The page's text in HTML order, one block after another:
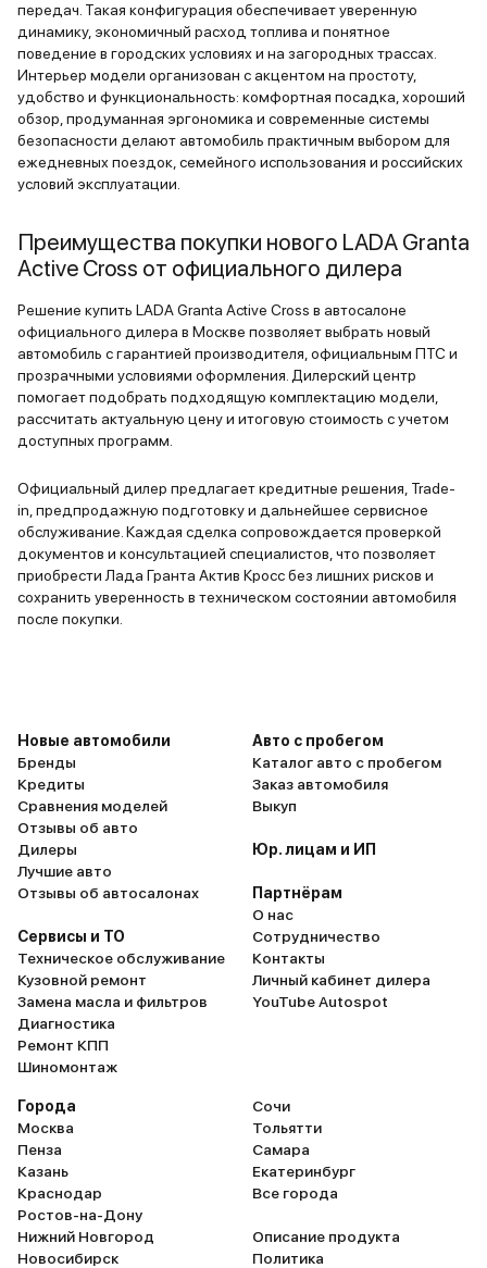
передач. Такая конфигурация обеспечивает уверенную
динамику, экономичный расход топлива и понятное
поведение в городских условиях и на загородных трассах.
Интерьер модели организован с акцентом на простоту,
удобство и функциональность: комфортная посадка, хороший
обзор, продуманная эргономика и современные системы
безопасности делают автомобиль практичным выбором для
ежедневных поездок, семейного использования и российских
условий эксплуатации.
Преимущества покупки нового LADA Granta
Active Cross от официального дилера
Решение купить LADA Granta Active Cross в автосалоне
официального дилера в Москве позволяет выбрать новый
автомобиль с гарантией производителя, официальным ПТС и
прозрачными условиями оформления. Дилерский центр
помогает подобрать подходящую комплектацию модели,
рассчитать актуальную цену и итоговую стоимость с учетом
доступных программ.
Официальный дилер предлагает кредитные решения, Trade-
in, предпродажную подготовку и дальнейшее сервисное
обслуживание. Каждая сделка сопровождается проверкой
документов и консультацией специалистов, что позволяет
приобрести Лада Гранта Актив Кросс без лишних рисков и
сохранить уверенность в техническом состоянии автомобиля
после покупки.
Новые автомобили
Бренды
Кредиты
Сравнения моделей
Отзывы об авто
Дилеры
Лучшие авто
Отзывы об автосалонах
Сервисы и ТО
Техническое обслуживание
Кузовной ремонт
Замена масла и фильтров
Диагностика
Ремонт КПП
Шиномонтаж
Авто с пробегом
Каталог авто с пробегом
Заказ автомобиля
Выкуп
Юр. лицам и ИП
Партнёрам
О нас
Сотрудничество
Контакты
Личный кабинет дилера
YouTube Autospot
Города
Москва
Пенза
Казань
Краснодар
Ростов-на-Дону
Нижний Новгород
Новосибирск
Сочи
Тольятти
Самара
Екатеринбург
Все города
Описание продукта
Политика